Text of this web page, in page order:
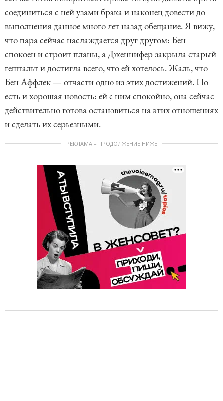
соединиться с ней узами брака и наконец довести до
выполнения данное много лет назад обещание. Я вижу,
что пара сейчас наслаждается друг другом: Бен
спокоен и строит планы, а Дженнифер закрыла старый
гештальт и достигла всего, что ей хотелось. Жаль, что
Бен Аффлек — отчасти одно из этих достижений. Но
есть и хорошая новость: ей с ним спокойно, она сейчас
действительно готова остановиться на этих отношениях
и сделать их серьезными.
РЕКЛАМА – ПРОДОЛЖЕНИЕ НИЖЕ